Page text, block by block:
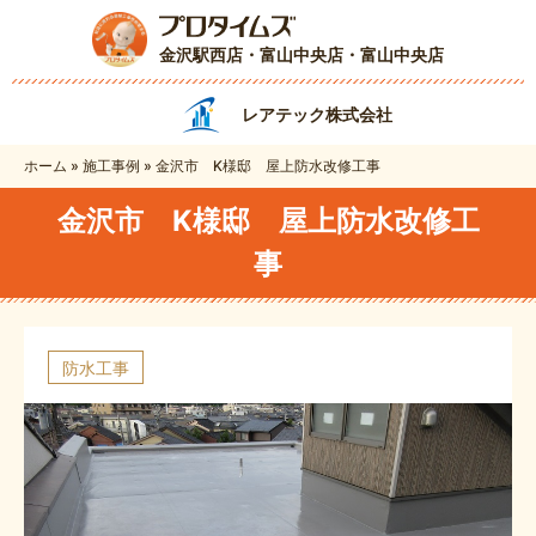
金沢駅西店・富山中央店 ・富山中央店
レアテック株式会社
ホーム » 施工事例 » 金沢市 K様邸 屋上防水改修工事
金沢市 K様邸 屋上防水改修工
事
防水工事